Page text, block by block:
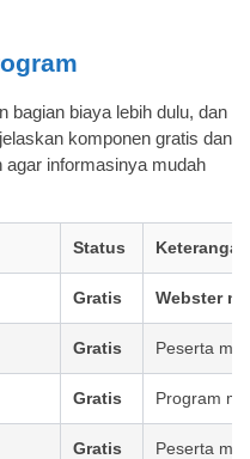
bagian biaya lebih dulu, dan
komponen gratis dan
informasinya mudah
Status Keterangan
Gratis Webster
Gratis Peserta
Gratis Program
Gratis Peserta